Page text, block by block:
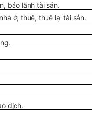
bảo lãnh tài sản.
ở; thuê, thuê lại tài sản.
dịch.